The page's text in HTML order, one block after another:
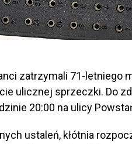
zatrzymali 71-letniego
ulicznej sprzeczki. Do
20:00 na ulicy
ustaleń, kłótnia